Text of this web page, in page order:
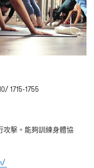
1715-1755
攻擊。能夠訓練身體協